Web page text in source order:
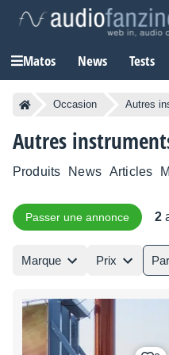
Matos News Tests
Occasion Autres
Autres
Produits News Articles
Passer une annonce 2
Marque Prix